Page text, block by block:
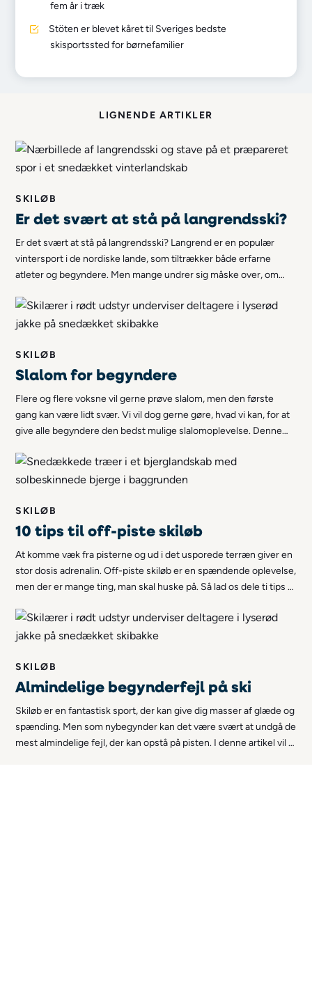
fem år i træk
Stöten er blevet kåret til Sveriges bedste
skisportssted for børnefamilier
LIGNENDE ARTIKLER
SKILØB
Er det svært at stå på langrendsski?
Er det svært at stå på langrendsski? Langrend er en populær
vintersport i de nordiske lande, som tiltrækker både erfarne
atleter og begyndere. Men mange undrer sig måske over, om
glæderne ved denne sjove og givende aktivitet, som langrend er.
SKILØB
Slalom for begyndere
Flere og flere voksne vil gerne prøve slalom, men den første
gang kan være lidt svær. Vi vil dog gerne gøre, hvad vi kan, for at
give alle begyndere den bedst mulige slalomoplevelse. Denne
mere om slalom for begyndere!
SKILØB
10 tips til off-piste skiløb
At komme væk fra pisterne og ud i det usporede terræn giver en
stor dosis adrenalin. Off-piste skiløb er en spændende oplevelse,
men der er mange ting, man skal huske på. Så lad os dele ti tips til
SKILØB
Almindelige begynderfejl på ski
Skiløb er en fantastisk sport, der kan give dig masser af glæde og
spænding. Men som nybegynder kan det være svært at undgå de
mest almindelige fejl, der kan opstå på pisten. I denne artikel vil vi